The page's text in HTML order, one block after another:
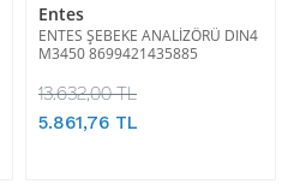
Entes
ENTES ŞEBEKE ANALİZÖRÜ DIN4
M3450 8699421435885
13.632,00 TL
5.861,76 TL